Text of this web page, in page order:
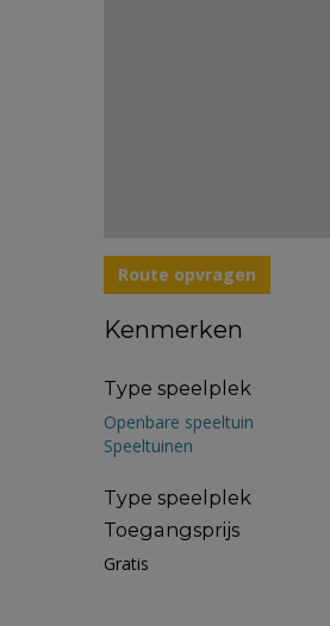
Route opvragen
Kenmerken
Type speelplek
Openbare speeltuin
Speeltuinen
Type speelplek
Toegangsprijs
Gratis